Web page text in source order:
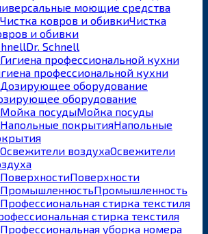
моющие средства
Чистка
и обивки
Dr. Schnell
профессиональной кухни
оборудование
Мойка посуды
Напольные
Освежители
Поверхности
Промышленность
стирка текстиля